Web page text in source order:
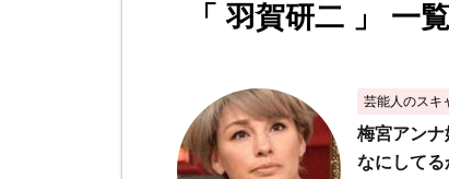
「 羽賀研二 」 一覧
芸能人のスキ
梅宮アン
なにしてる